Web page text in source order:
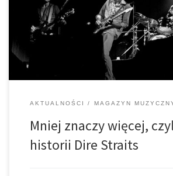
muzyczną pozostaje niepodważalny.
brytyjski zespół Dire Straits, który przez
aktywnej działalności istotnie przyczynił się
AKTUALNOŚCI MAGAZYN
Mniej znaczy więcej,
historii Dire Straits